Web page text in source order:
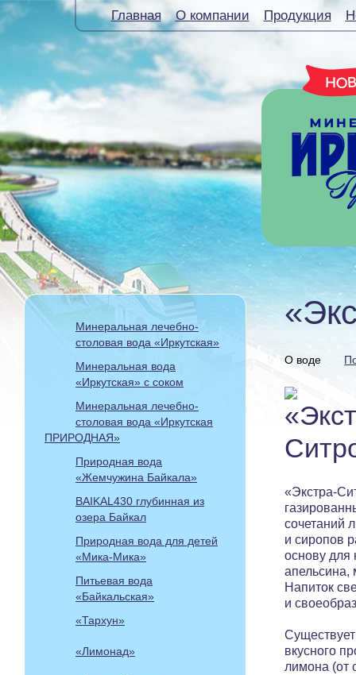
Главная О компании Продукция
Минеральная лечебно-
столовая вода «Иркутская»
Минеральная вода
«Иркутская» с соком
Минеральная лечебно-
столовая вода «Иркутская
ПРИРОДНАЯ»
Природная вода
«Жемчужина Байкала»
BAIKAL430 глубинная из
озера Байкал
Природная вода для детей
«Мика-Мика»
Питьевая вода
«Байкальская»
«Тархун»
«Лимонад»
О воде
«Экстра-
сочета­ний
и сиропов
основу для
апельсина,
Напиток
и
вкусного
лимона (от